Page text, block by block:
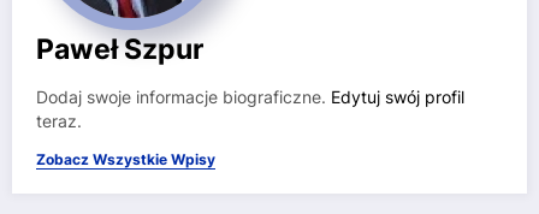
Paweł Szpur
Dodaj swoje informacje biograficzne. Edytuj swój profil
teraz.
Zobacz Wszystkie Wpisy